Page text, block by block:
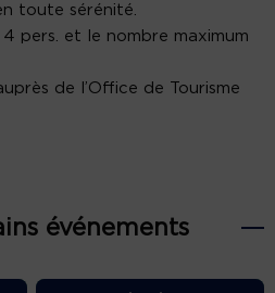
toute sérénité.
pers. et le nombre maximum
de l’Office de Tourisme
événements